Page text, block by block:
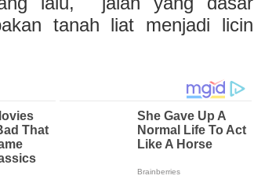
tanah liat menjadi licin